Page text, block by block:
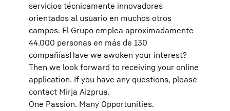
servicios técnicamente innovadores
orientados al usuario en muchos otros
campos. El Grupo emplea aproximadamente
44.000 personas en más de 130
compañíasHave we awoken your interest?
Then we look forward to receiving your online
application. If you have any questions, please
contact Mirja Aizprua.
One Passion. Many Opportunities.